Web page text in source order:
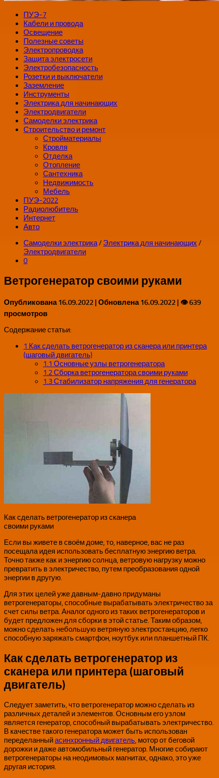
ПУЭ-7
Кабели и провода
Освещение
Полезные советы
Электропроводка
Защита электросети
Электробезопасность
Розетки и выключатели
Заземление
Инструменты
Электрика для начинающих
Электродвигатели
Самоделки электрика
Строительство и ремонт
Стройматериалы
Кровля
Отделка
Отопление
Сантехника
Недвижимость
Мебель
ПУЭ-2022
Радиолюбитель
Интернет
Авто
Самоделки электрика/ Электрика для начинающих /
Электродвигатели
0
Ветрогенератор своими руками
Опубликована16.09.2022 | Обновлена16.09.2022 | 👁 639
просмотров
Содержание статьи:
1 Как сделать ветрогенератор из сканера или принтера
(шаговый двигатель)
1.1 Основные узлы ветрогенератора
1.2Сборка ветрогенератора своими руками
1.3Стабилизатор напряжения для генератора
Как сделать ветрогенератор из сканера
своими руками
Если вы живете в своём доме, то, наверное, вас не раз
посещала идея использовать бесплатную энергию ветра.
Точно также как и энергию солнца, ветровую нагрузку можно
превратить в электричество, путем преобразования одной
энергии в другую.
Для этих целей уже давным-давно придуманы
ветрогенераторы, способные вырабатывать электричество за
счет силы ветра. Аналог одного из таких ветрогенераторов и
будет предложен для сборки в этой статье. Таким образом,
можно сделать небольшую ветряную электростанцию, легко
способную заряжать смартфон, ноутбук или планшетный ПК.
Как сделать ветрогенератор из
сканера или принтера (шаговый
двигатель)
Следует заметить, что ветрогенератор можно сделать из
различных деталей и элементов. Основным его узлом
является генератор, способный вырабатывать электричество.
В качестве такого генератора может быть использован
переделанныйасинхронный двигатель, мотор от беговой
дорожки и даже автомобильный генератор. Многие собирают
ветрогенераторы на неодимовых магнитах, однако, это уже
другая история.